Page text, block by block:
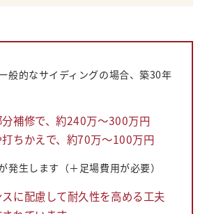
般的なサイディングの場合、築30年
補修で、約240万～300万円
ちかえで、約70万～100万円
発生します（＋足場費用が必要）
に配慮して耐久性を高める工夫